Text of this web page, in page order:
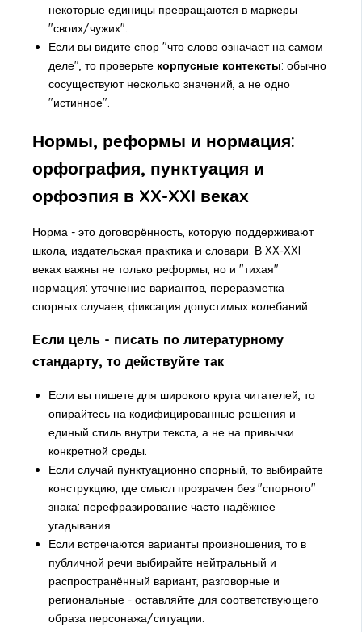
некоторые единицы превращаются в маркеры
"своих/чужих".
Если вы видите спор "что слово означает на самом
деле", то проверьте корпусные контексты: обычно
сосуществуют несколько значений, а не одно
"истинное".
Нормы, реформы и нормация:
орфография, пунктуация и
орфоэпия в XX-XXI веках
Норма - это договорённость, которую поддерживают
школа, издательская практика и словари. В XX-XXI
веках важны не только реформы, но и "тихая"
нормация: уточнение вариантов, переразметка
спорных случаев, фиксация допустимых колебаний.
Если цель - писать по литературному
стандарту, то действуйте так
Если вы пишете для широкого круга читателей, то
опирайтесь на кодифицированные решения и
единый стиль внутри текста, а не на привычки
конкретной среды.
Если случай пунктуационно спорный, то выбирайте
конструкцию, где смысл прозрачен без "спорного"
знака: перефразирование часто надёжнее
угадывания.
Если встречаются варианты произношения, то в
публичной речи выбирайте нейтральный и
распространённый вариант; разговорные и
региональные - оставляйте для соответствующего
образа персонажа/ситуации.